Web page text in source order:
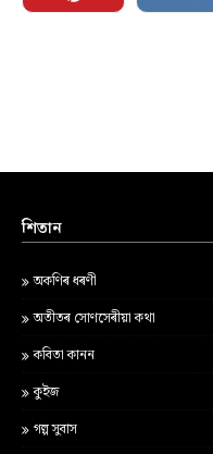
শিতান
অকণিৰ ধৰণী
অতীতৰ সোণসেৰীয়া কথা
কবিতা কানন
কুইজ
গল্প সুবাস